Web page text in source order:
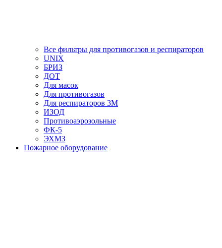
Все фильтры для противогазов и респираторов
UNIX
БРИЗ
ДОТ
Для масок
Для противогазов
Для респираторов 3М
ИЗОД
Противоаэрозольные
ФК-5
ЭХМЗ
Пожарное оборудование